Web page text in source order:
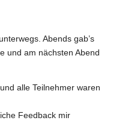
Abends gab’s
und am nächsten Abend
alle Teilnehmer waren
Feedback mir